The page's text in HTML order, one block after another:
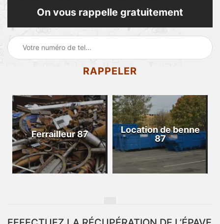
On vous rappelle gratuitement
Ferrailleur 87
Location de benne
87